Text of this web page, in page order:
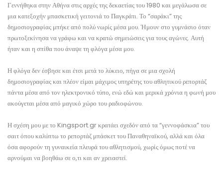
Γεννήθηκα στην Αθήνα στις αρχές της δεκαετίας του 1980 και μεγάλωσα σε
μια κατεξοχήν μπασκετική γειτονιά το Παγκράτι. Το “σαράκι” της
δημοσιογραφίας μπήκε από πολύ νωρίς μέσα μου. Ήμουν στο γυμνάσιο όταν
πρωτοξεκίνησα να γράφω και να κρατώ σημειώσεις για τους αγώνες. Αυτή
ήταν και η σπίθα που άναψε τη φλόγα μέσα μου.
Η φλόγα δεν έσβησε και έτσι μετά το λύκειο, πήγα σε μια σχολή
δημοσιογραφίας και πλέον είμαι μάχιμος υπηρέτης του αθλητικού ρεπορτάζ
πάντα μέσα από τον ηλεκτρονικό τύπο, ενώ εδώ και μερικά χρόνια η φωνή μου
ακούγεται μέσα από μαγικό χώρο του ραδιοφώνου.
Η σχέση μου με το Kingsport.gr κρατάει σχεδόν από τα “γεννοφάσκια” του
σαιτ όπου καλύπτω το ρεπορτάζ μπάσκετ του Παναθηναϊκού, αλλά και όλα
όσα αφορούν τη γυναικεία πλευρά του αθλητισμού, χωρίς όμως ποτέ να
αρνούμαι να βοηθάω σε ο,τι και αν χρειαστεί.